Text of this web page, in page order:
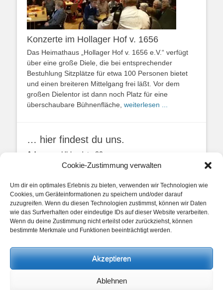
Cookie-Zustimmung verwalten
Um dir ein optimales Erlebnis zu bieten, verwenden wir Technologien wie
Cookies, um Geräteinformationen zu speichern und/oder darauf
zuzugreifen. Wenn du diesen Technologien zustimmst, können wir Daten
wie das Surfverhalten oder eindeutige IDs auf dieser Website verarbeiten.
Wenn du deine Zustimmung nicht erteilst oder zurückziehst, können
bestimmte Merkmale und Funktionen beeinträchtigt werden.
Akzeptieren
Ablehnen
Konzerte im Hollager Hof v. 1656
Das Heimathaus „Hollager Hof v. 1656 e.V.“ verfügt
über eine große Diele, die bei entsprechender
Bestuhlung Sitzplätze für etwa 100 Personen bietet
und einen breiteren Mittelgang frei läßt. Vor dem
großen Dielentor ist dann noch Platz für eine
überschaubare Bühnenfläche, weiterlesen ...
… hier findest du uns.
Adresse: Uhlandstr. 20
49134 Wallenhorst
unsere Posts
Beitragskategorien